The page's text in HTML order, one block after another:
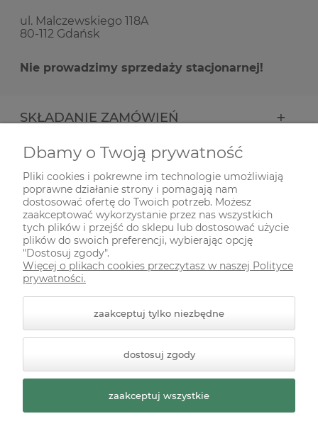
ul. Malczewskiego 118A
80-112 Gdańsk
Nie prowadzimy sprzedaży stacjonarnej!
SKŁADANIE ZAMÓWIEŃ
INFORMACJE
ODWIEDŹ NAS NA
Styl graficzny ShopGadget.pl
Sklep internetowy Shoper
Premium
Dbamy o Twoją prywatność
Pliki cookies i pokrewne im technologie umożliwiają
poprawne działanie strony i pomagają nam
dostosować ofertę do Twoich potrzeb. Możesz
zaakceptować wykorzystanie przez nas wszystkich
tych plików i przejść do sklepu lub dostosować użycie
plików do swoich preferencji, wybierając opcję
"Dostosuj zgody".
Więcej o plikach cookies przeczytasz w naszej Polityce
prywatności.
zaakceptuj tylko niezbędne
dostosuj zgody
zaakceptuj wszystkie